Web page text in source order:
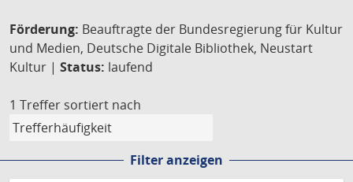
Förderung: Beauftragte der Bundesregierung für Kultur
und Medien, Deutsche Digitale Bibliothek, Neustart
Kultur | Status: laufend
1 Treffer sortiert nach
Filter anzeigen